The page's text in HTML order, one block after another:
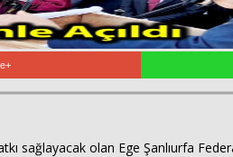
sağlayacak olan Ege Şanlıurfa